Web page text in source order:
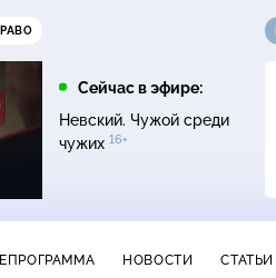
Сейчас в эфире:
Невский. Чужой среди
чужих 16+
13:00
Сегодня
НОВОСТИ СТАТЬИ